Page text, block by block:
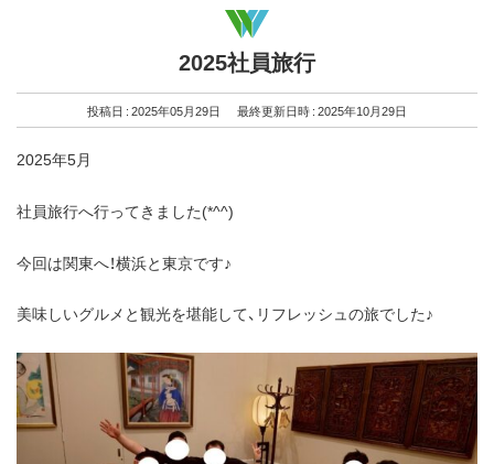
2025社員旅行
投稿日 : 2025年05月29日 最終更新日時 : 2025年10月29日
2025年5月
社員旅行へ行ってきました(*^^)
今回は関東へ！横浜と東京です♪
美味しいグルメと観光を堪能して、リフレッシュの旅でした♪